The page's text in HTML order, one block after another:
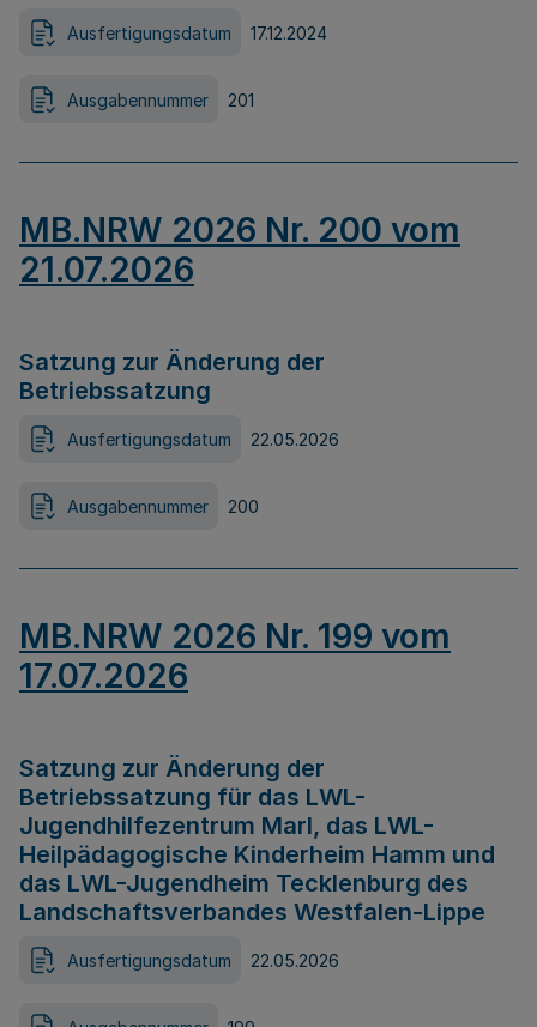
Ausfertigungsdatum 17.12.2024
Ausgabennummer 201
MB.NRW 2026 Nr. 200 vom
21.07.2026
Satzung zur Änderung der
Betriebssatzung
Ausfertigungsdatum 22.05.2026
Ausgabennummer 200
MB.NRW 2026 Nr. 199 vom
17.07.2026
Satzung zur Änderung der
Betriebssatzung für das LWL-
Jugendhilfezentrum Marl, das LWL-
Heilpädagogische Kinderheim Hamm und
das LWL-Jugendheim Tecklenburg des
Landschaftsverbandes Westfalen-Lippe
Ausfertigungsdatum 22.05.2026